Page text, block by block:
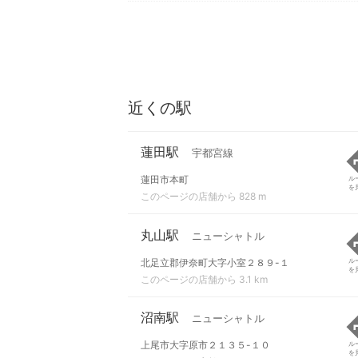
近くの駅
蓮田駅 宇都宮線
蓮田市本町
このページの店舗から 828 m
ル
を
丸山駅 ニューシャトル
北足立郡伊奈町大字小室２８９-１
このページの店舗から 3.1 km
ル
を
沼南駅 ニューシャトル
上尾市大字原市２１３５-１０
ル
を